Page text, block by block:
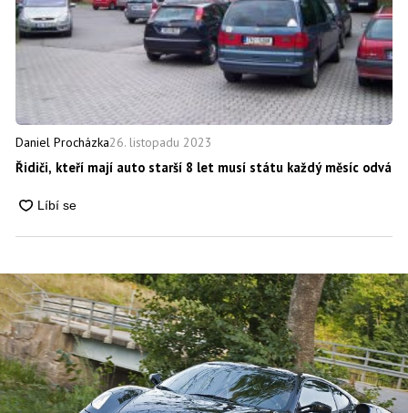
Daniel Procházka26. listopadu 2023
Řidiči, kteří mají auto starší 8 let musí státu každý měsíc